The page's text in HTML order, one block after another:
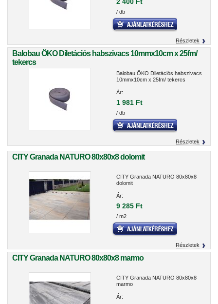
/ db
Részletek
Balobau ÖKO Diletációs habszivacs 10mmx10cm x 25fm/
tekercs
Balobau ÖKO Diletációs habszivacs
10mmx10cm x 25fm/ tekercs
Ár:
1 981 Ft
/ db
Részletek
CITY Granada NATURO 80x80x8 dolomit
CITY Granada NATURO 80x80x8
dolomit
Ár:
9 285 Ft
/ m2
Részletek
CITY Granada NATURO 80x80x8 marmo
CITY Granada NATURO 80x80x8
marmo
Ár: